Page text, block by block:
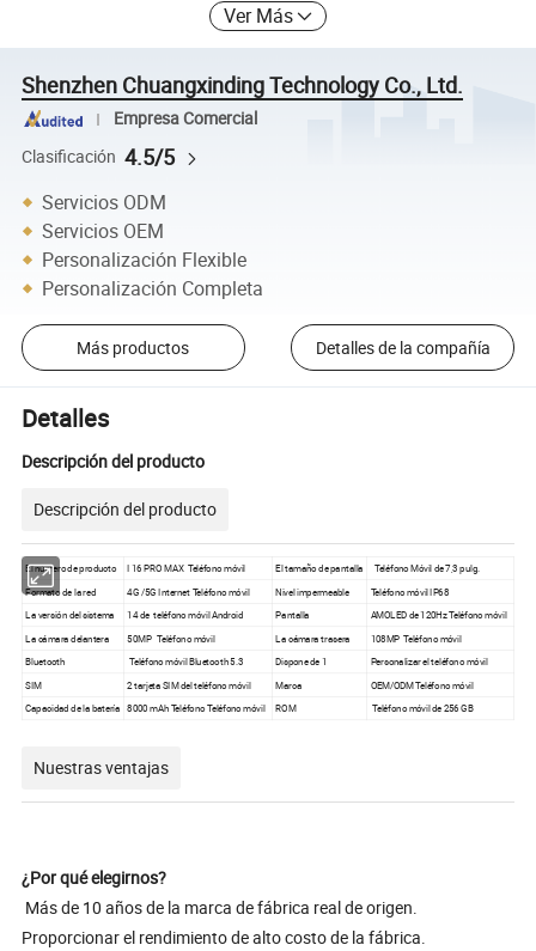
Ver Más
Shenzhen Chuangxinding Technology Co., Ltd.
Empresa Comercial
Clasificación 4.5/5
Servicios ODM
Servicios OEM
Personalización Flexible
Personalización Completa
Más productos Detalles de la compañía
Detalles
Descripción del producto
Descripción del producto
El número de producto I 16 PRO MAX Teléfono móvil El tamaño de pantalla
Teléfono Móvil de 7,3 pulg.
Formato de la red
4G /5G Internet Teléfono móvil Nivel impermeable Teléfono móvil IP68
La versión del sistema 14 de teléfono móvil Android Pantalla AMOLED de 120Hz Teléfono móvil
La cámara delantera 50MP Teléfono móvil La cámara trasera
108MP Teléfono móvil
Bluetooth
Teléfono móvil Bluetooth 5.3 Dispone de 1 Personalizar el teléfono móvil
SIM 2 tarjeta SIM del teléfono móvil Marca
OEM/ODM Teléfono móvil
Capacidad de la batería
8000 mAh Teléfono Teléfono móvil ROM Teléfono móvil de 256 GB
Nuestras ventajas
¿Por qué elegirnos?
Más de 10 años de la marca de fábrica real de origen.
Proporcionar el rendimiento de alto costo de la fábrica.